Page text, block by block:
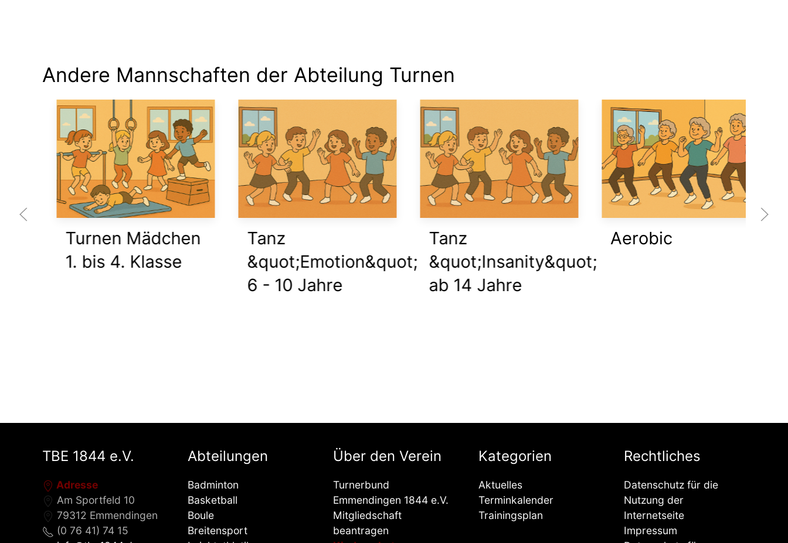
Andere Mannschaften der Abteilung Turnen
Turnen Mädchen
1. bis 4. Klasse
Tanz
&quot;Emotion&quot;
6 - 10 Jahre
Tanz
&quot;Insanity&quot;
ab 14 Jahre
Aerobic
TBE 1844 e.V.
Adresse
Am Sportfeld 10
79312 Emmendingen
(0 76 41) 74 15
Abteilungen
Badminton
Basketball
Boule
Breitensport
Über den Verein
Turnerbund
Emmendingen 1844 e.V.
Mitgliedschaft
beantragen
Kategorien
Aktuelles
Terminkalender
Trainingsplan
Rechtliches
Datenschutz für die
Nutzung der
Internetseite
Impressum